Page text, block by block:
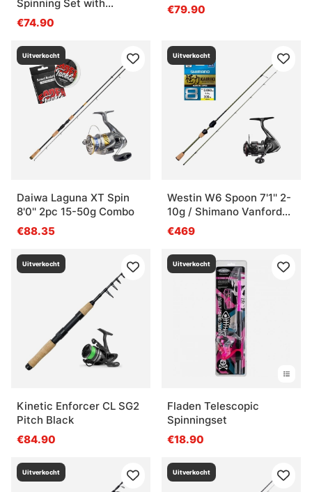
Spinning Set with
Prespooled Braid
€74.90
€79.90
Uitverkocht
Daiwa Laguna XT Spin
8'0'' 2pc 15-50g Combo
€88.35
Uitverkocht
Westin W6 Spoon 7'1'' 2-
10g / Shimano Vanford
Combo
€469
Uitverkocht
Kinetic Enforcer CL SG2
Pitch Black
€84.90
Uitverkocht
Fladen Telescopic
Spinningset
€18.90
Uitverkocht Uitverkocht